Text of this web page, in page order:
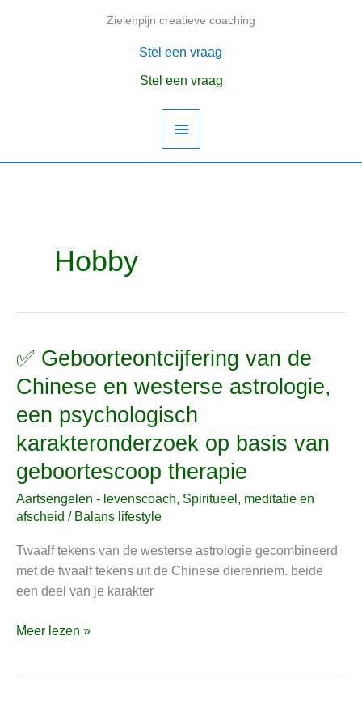
Zielenpijn creatieve coaching
Hoofdmenu
Stel een vraag
Stel een vraag
Hobby
✅ Geboorteontcijfering van de
Chinese en westerse astrologie,
een psychologisch
karakteronderzoek op basis van
geboortescoop therapie
Aartsengelen - levenscoach, Spiritueel, meditatie en
afscheid / Balans lifestyle
Twaalf tekens van de westerse astrologie gecombineerd
met de twaalf tekens uit de Chinese dierenriem. beide
een deel van je karakter
✅
van
de
Chinese
en
westerse
astrologie,
een
karakteronderzoek
op
basis
geboortescoop
Meer lezen »